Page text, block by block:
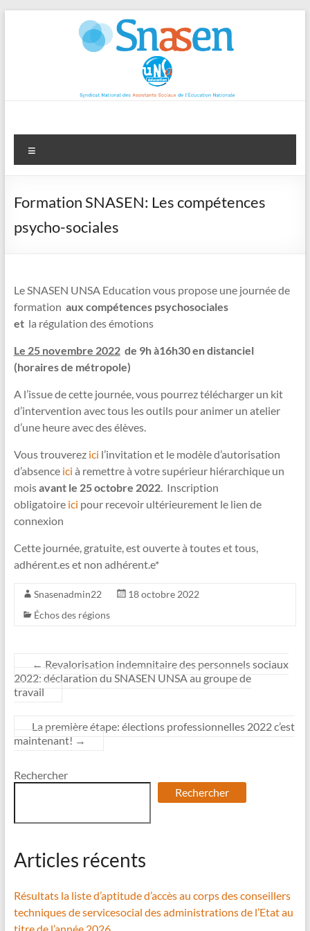
Formation SNASEN: Les compétences
psycho-sociales
Le SNASEN UNSA Education vous propose une journée de
formation aux compétences psychosociales
et la régulation des émotions
Le 25 novembre 2022de 9h à16h30 en distanciel
(horaires de métropole)
A l’issue de cette journée, vous pourrez télécharger un kit
d’intervention avec tous les outils pour animer un atelier
d’une heure avec des élèves.
Vous trouverez ici l’invitation et le modèle d’autorisation
d’absence ici à remettre à votre supérieur hiérarchique un
moisavant le 25 octobre 2022. Inscription
obligatoire ici pour recevoir ultérieurement le lien de
connexion
Cette journée, gratuite, est ouverte à toutes et tous,
adhérent.es et non adhérent.e*
Snasenadmin22
18 octobre 2022
Échos des régions
← Revalorisation indemnitaire des personnels sociaux
2022: déclaration du SNASEN UNSA au groupe de
travail
La première étape: élections professionnelles 2022 c’est
maintenant! →
Rechercher
Rechercher
Articles récents
Résultats la liste d’aptitude d’accès au corps des conseillers
techniques de servicesocial des administrations de l’Etat au